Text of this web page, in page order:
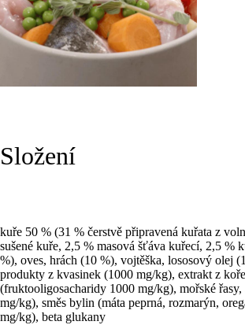
Složení
kuře 50 % (31 % čerstvě připravená kuřata z
sušené kuře, 2,5 % masová šťáva kuřecí, 2,5 %
%), oves, hrách (10 %), vojtěška, lososový olej
produkty z kvasinek (1000 mg/kg), extrakt z
(fruktooligosacharidy 1000 mg/kg), mořské řasy,
mg/kg), směs bylin (máta peprná, rozmarýn,
mg/kg), beta glukany